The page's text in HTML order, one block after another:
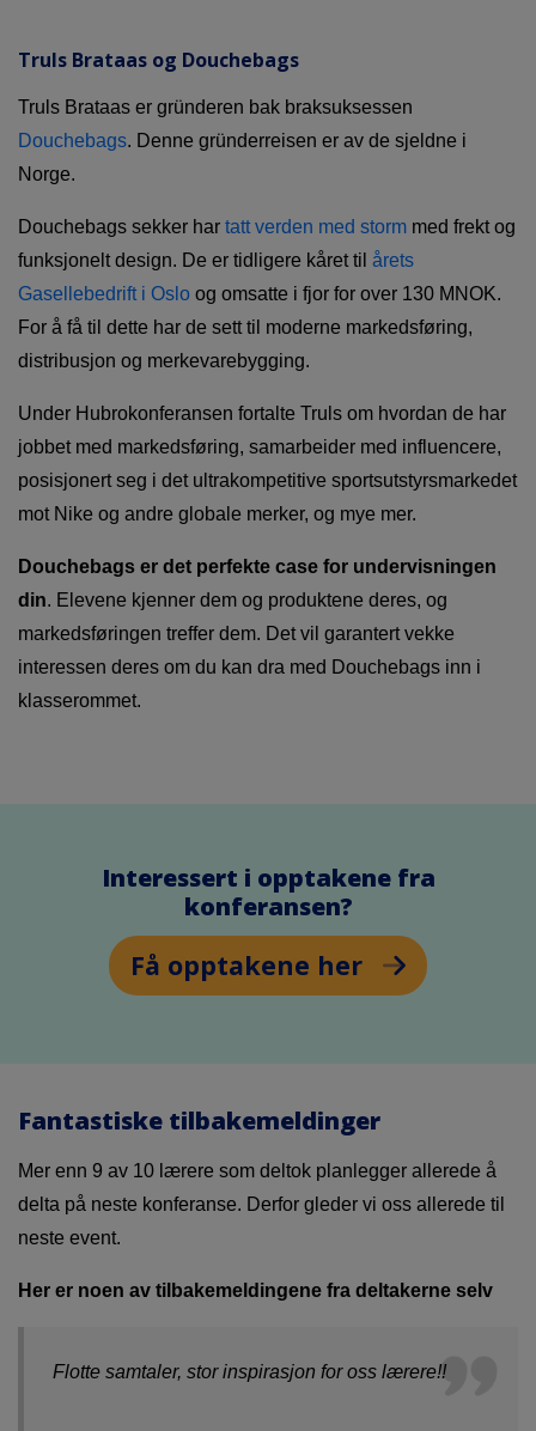
Truls Brataas og Douchebags
Truls Brataas er gründeren bak braksuksessen
Douchebags. Denne gründerreisen er av de sjeldne i
Norge.
Douchebags sekker har tatt verden med storm med frekt og
funksjonelt design. De er tidligere kåret til årets
Gasellebedrift i Oslo og omsatte i fjor for over 130 MNOK.
For å få til dette har de sett til moderne markedsføring,
distribusjon og merkevarebygging.
Under Hubrokonferansen fortalte Truls om hvordan de har
jobbet med markedsføring, samarbeider med influencere,
posisjonert seg i det ultrakompetitive sportsutstyrsmarkedet
mot Nike og andre globale merker, og mye mer.
Douchebags er det perfekte case for undervisningen
din. Elevene kjenner dem og produktene deres, og
markedsføringen treffer dem. Det vil garantert vekke
interessen deres om du kan dra med Douchebags inn i
klasserommet.
Interessert i opptakene fra
konferansen?
Få opptakene her
Fantastiske tilbakemeldinger
Mer enn 9 av 10 lærere som deltok planlegger allerede å
delta på neste konferanse. Derfor gleder vi oss allerede til
neste event.
Her er noen av tilbakemeldingene fra deltakerne selv
Flotte samtaler, stor inspirasjon for oss lærere!!